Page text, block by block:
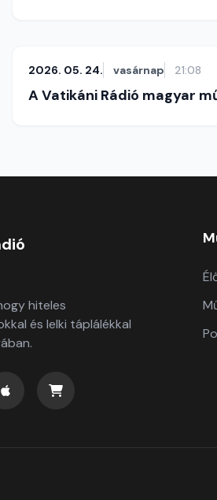
2026. 05. 24. vasárnap 21:08
A Vatikáni Rádió magyar
hiteles
és lelki táplálékkal